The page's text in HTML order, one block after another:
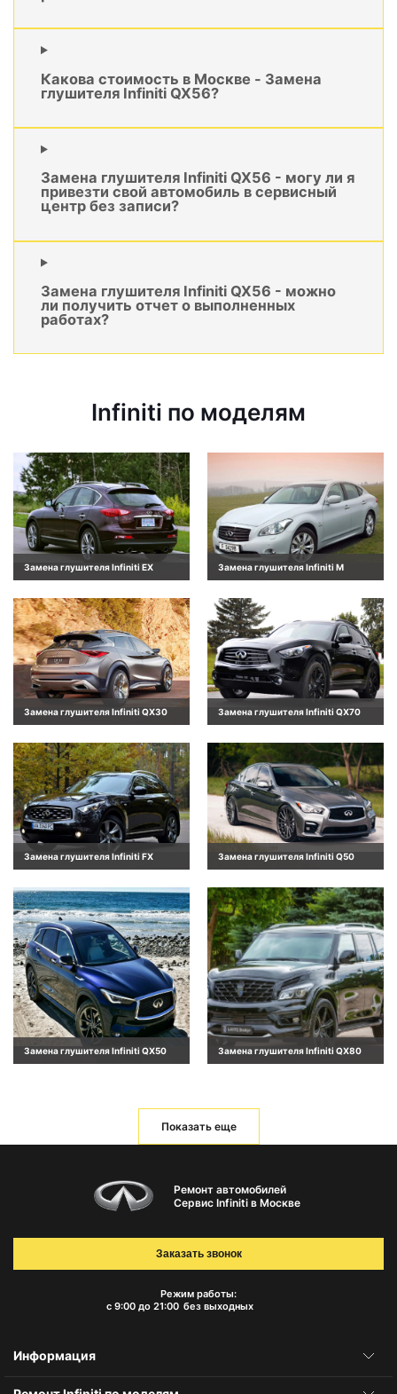
Какова стоимость в Москве - Замена
глушителя Infiniti QX56?
Замена глушителя Infiniti QX56 - могу ли я
привезти свой автомобиль в сервисный
центр без записи?
Замена глушителя Infiniti QX56 - можно
ли получить отчет о выполненных
работах?
Infiniti по моделям
Замена глушителя Infiniti EX Замена глушителя Infiniti M
Замена глушителя Infiniti QX30 Замена глушителя Infiniti QX70
Замена глушителя Infiniti FX Замена глушителя Infiniti Q50
Замена глушителя Infiniti QX50 Замена глушителя Infiniti QX80
Показать еще
Ремонт автомобилей
Сервис Infiniti в Москве
Режим работы:
с 9:00 до 21:00 без выходных
Заказать звонок
Информация